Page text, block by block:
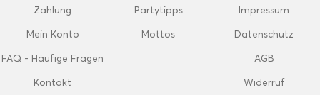
Zahlung
Mein Konto
FAQ - Häufige Fragen
Kontakt
Partytipps
Mottos
Impressum
Datenschutz
AGB
Widerruf